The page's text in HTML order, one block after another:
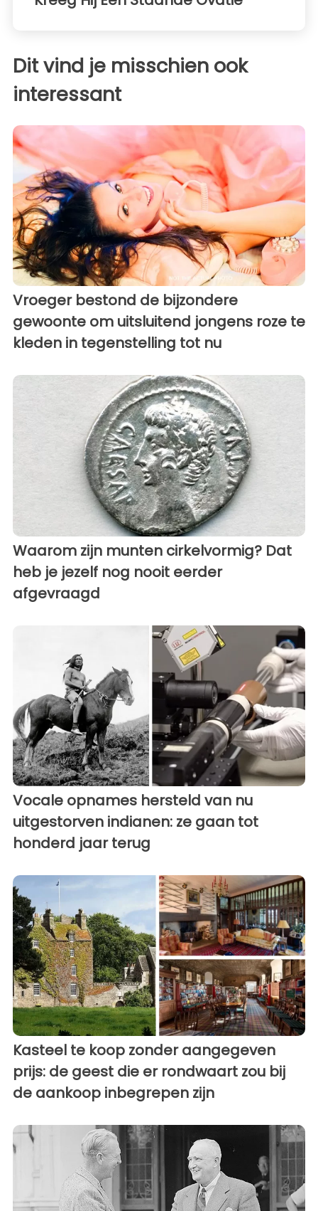
Dit vind je misschien ook
interessant
Vroeger bestond de bijzondere
gewoonte om uitsluitend jongens roze te
kleden in tegenstelling tot nu
Waarom zijn munten cirkelvormig? Dat
heb je jezelf nog nooit eerder
afgevraagd
Vocale opnames hersteld van nu
uitgestorven indianen: ze gaan tot
honderd jaar terug
Kasteel te koop zonder aangegeven
prijs: de geest die er rondwaart zou bij
de aankoop inbegrepen zijn